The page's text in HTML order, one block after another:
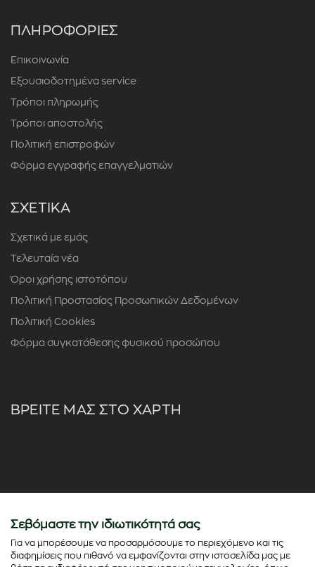
ΠΛΗΡΟΦΟΡΙΕΣ
Επικοινωνία
Εξουσιοδοτημένα service
Τρόποι πληρωμής
Τρόποι αποστολής
Πολιτική επιστροφών
Φόρμα εγγραφής επαγγελματιών
ΣΧΕΤΙΚΑ
Σχετικά με εμάς
Τελευταία νέα
Όροι χρήσης ιστοτόπου
Πολιτική Προστασίας Προσωπικών Δεδομένων
Πολιτική Cookies
Φόρμα συγκατάθεσης φυσικού προσώπου
ΒΡΕΙΤΕ ΜΑΣ ΣΤΟ ΧΑΡΤΗ
Σεβόμαστε την ιδιωτικότητά σας
Για να μπορέσουμε να προσαρμόσουμε το περιεχόμενο και τις
διαφημίσεις που πιθανό να εμφανίζονται στην ιστοσελίδα μας με